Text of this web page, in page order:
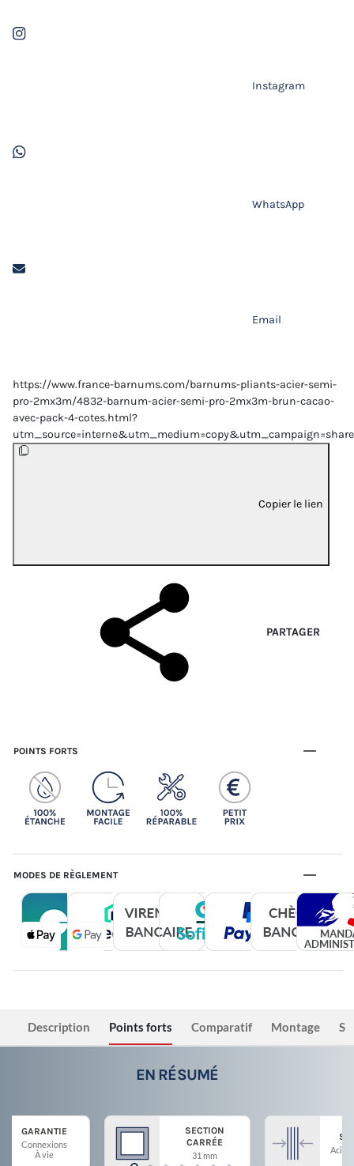
Instagram
WhatsApp
Email
https://www.france-barnums.com/barnums-pliants-acier-semi-
pro-2mx3m/4832-barnum-acier-semi-pro-2mx3m-brun-cacao-
avec-pack-4-cotes.html?
Copier le lien
PARTAGER
POINTS FORTS
MODES DE RÈGLEMENT
Description Points forts Comparatif Montage
EN RÉSUMÉ
GARANTIE
Connexions
À vie
SECTION
CARRÉE
31 mm
Acier